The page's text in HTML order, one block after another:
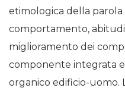
etimologica della parola
comportamento,
miglioramento dei
componente integrata e
organico edificio-uomo.